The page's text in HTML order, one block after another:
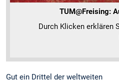
TUM@Freising:
Durch Klicken erklären
Gut ein Drittel der weltweiten